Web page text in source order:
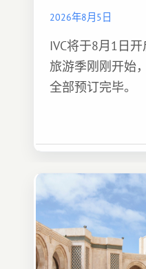
2026年8月5日
IVC将于8月1日
旅游季刚刚开始
全部预订完毕。